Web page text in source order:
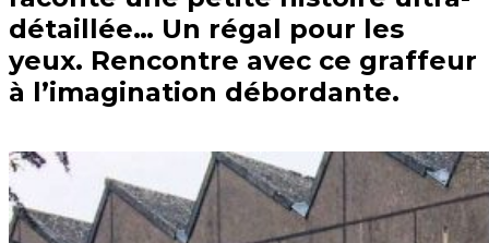
détaillée… Un régal pour les
yeux. Rencontre avec ce graffeur
à l’imagination débordante.